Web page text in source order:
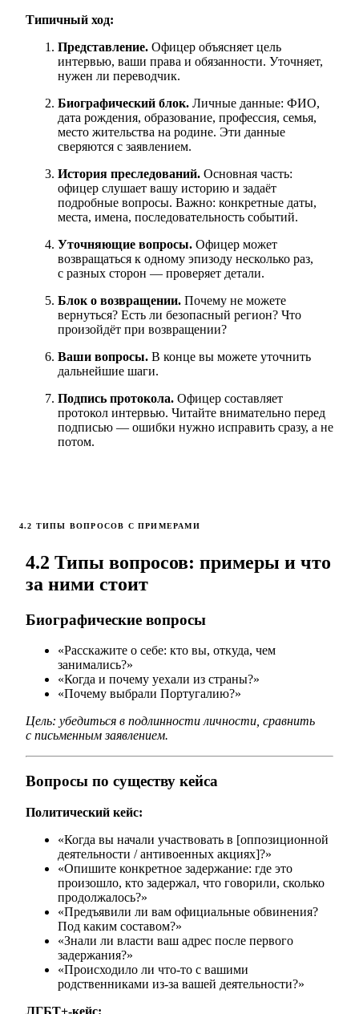
Типичный ход:
Представление. Офицер объясняет цель
интервью, ваши права и обязанности. Уточняет,
нужен ли переводчик.
Биографический блок. Личные данные: ФИО,
дата рождения, образование, профессия, семья,
место жительства на родине. Эти данные
сверяются с заявлением.
История преследований. Основная часть:
офицер слушает вашу историю и задаёт
подробные вопросы. Важно: конкретные даты,
места, имена, последовательность событий.
Уточняющие вопросы. Офицер может
возвращаться к одному эпизоду несколько раз,
с разных сторон — проверяет детали.
Блок о возвращении. Почему не можете
вернуться? Есть ли безопасный регион? Что
произойдёт при возвращении?
Ваши вопросы. В конце вы можете уточнить
дальнейшие шаги.
Подпись протокола. Офицер составляет
протокол интервью. Читайте внимательно перед
подписью — ошибки нужно исправить сразу, а не
потом.
4.2 ТИПЫ ВОПРОСОВ С ПРИМЕРАМИ
4.2 Типы вопросов: примеры и что
за ними стоит
Биографические вопросы
«Расскажите о себе: кто вы, откуда, чем
занимались?»
«Когда и почему уехали из страны?»
«Почему выбрали Португалию?»
Цель: убедиться в подлинности личности, сравнить
с письменным заявлением.
Вопросы по существу кейса
Политический кейс:
«Когда вы начали участвовать в [оппозиционной
деятельности / антивоенных акциях]?»
«Опишите конкретное задержание: где это
произошло, кто задержал, что говорили, сколько
продолжалось?»
«Предъявили ли вам официальные обвинения?
Под каким составом?»
«Знали ли власти ваш адрес после первого
задержания?»
«Происходило ли что-то с вашими
родственниками из-за вашей деятельности?»
ЛГБТ+-кейс: